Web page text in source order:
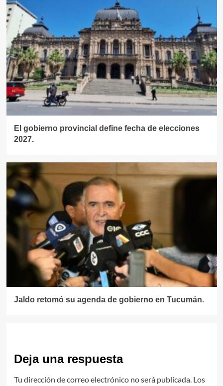
El gobierno provincial define fecha de elecciones
2027.
Jaldo retomó su agenda de gobierno en Tucumán.
Deja una respuesta
Tu dirección de correo electrónico no será publicada. Los